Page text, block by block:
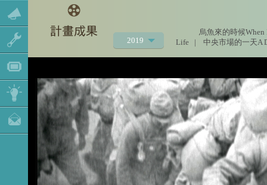
2019
2021
2020
2018
2017
2016
2015
2014
烏魚來的時候When
Life
| 中央市場的一天A